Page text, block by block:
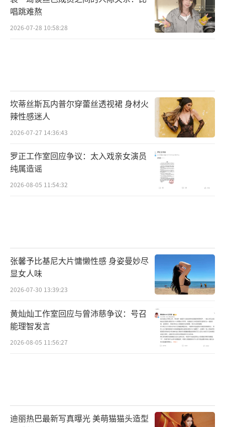
唱跳难熬
2026-07-28 10:58:28
坎蒂丝斯瓦内普尔穿蕾丝透视裙 身材火
辣性感迷人
2026-07-27 14:36:43
罗正工作室回应争议：太入戏亲女演员
纯属造谣
2026-08-05 11:54:32
张馨予比基尼大片慵懒性感 身姿曼妙尽
显女人味
2026-07-30 13:39:23
黄灿灿工作室回应与曾沛慈争议：号召
能理智发言
2026-08-05 11:56:27
迪丽热巴最新写真曝光 美萌猫猫头造型